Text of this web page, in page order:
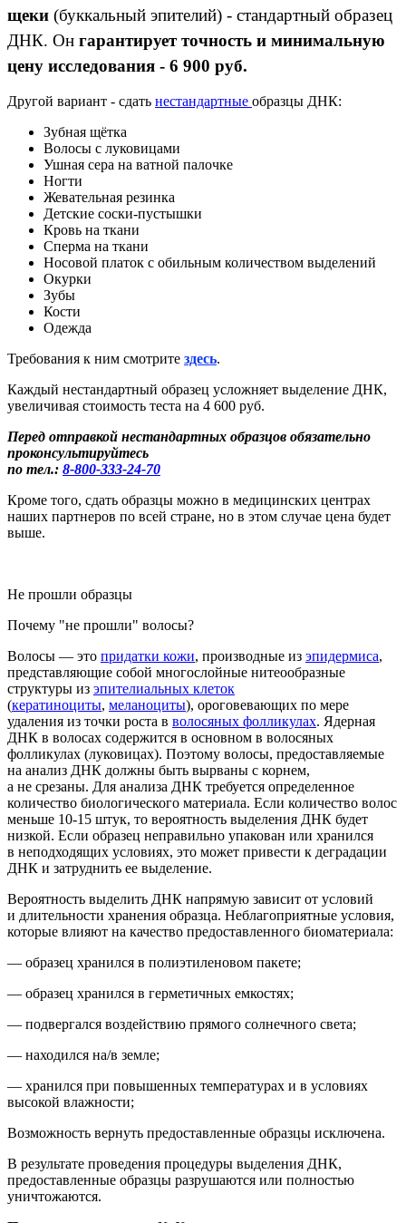
щеки (буккальный эпителий) - стандартный образец
ДНК. Он гарантирует точность и минимальную
цену исследования - 6 900 руб.
Другой вариант - сдать нестандартные образцы ДНК:
Зубная щётка
Волосы с луковицами
Ушная сера на ватной палочке
Ногти
Жевательная резинка
Детские соски-пустышки
Кровь на ткани
Сперма на ткани
Носовой платок с обильным количеством выделений
Окурки
Зубы
Кости
Одежда
Требования к ним смотрите здесь.
Каждый нестандартный образец усложняет выделение ДНК,
увеличивая стоимость теста на 4 600 руб.
Перед отправкой нестандартных образцов обязательно
проконсультируйтесь
по тел.: 8-800-333-24-70
Кроме того, сдать образцы можно в медицинских центрах
наших партнеров по всей стране, но в этом случае цена будет
выше.
Не прошли образцы
Почему "не прошли" волосы?
Волосы — это придатки кожи, производные из эпидермиса,
представляющие собой многослойные нитеообразные
структуры из эпителиальных клеток
(кератиноциты, меланоциты), ороговевающих по мере
удаления из точки роста в волосяных фолликулах. Ядерная
ДНК в волосах содержится в основном в волосяных
фолликулах (луковицах). Поэтому волосы, предоставляемые
на анализ ДНК должны быть вырваны с корнем,
а не срезаны. Для анализа ДНК требуется определенное
количество биологического материала. Если количество волос
меньше 10-15 штук, то вероятность выделения ДНК будет
низкой. Если образец неправильно упакован или хранился
в неподходящих условиях, это может привести к деградации
ДНК и затруднить ее выделение.
Вероятность выделить ДНК напрямую зависит от условий
и длительности хранения образца. Неблагоприятные условия,
которые влияют на качество предоставленного биоматериала:
— образец хранился в полиэтиленовом пакете;
— образец хранился в герметичных емкостях;
— подвергался воздействию прямого солнечного света;
— находился на/в земле;
— хранился при повышенных температурах и в условиях
высокой влажности;
Возможность вернуть предоставленные образцы исключена.
В результате проведения процедуры выделения ДНК,
предоставленные образцы разрушаются или полностью
уничтожаются.